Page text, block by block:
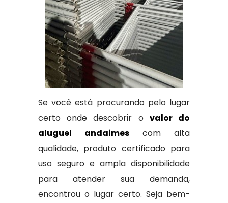
Se você está procurando pelo lugar
certo onde descobrir o valor do
aluguel andaimescom alta
qualidade, produto certificado para
uso seguro e ampla disponibilidade
para atender sua demanda,
encontrou o lugar certo. Seja bem-